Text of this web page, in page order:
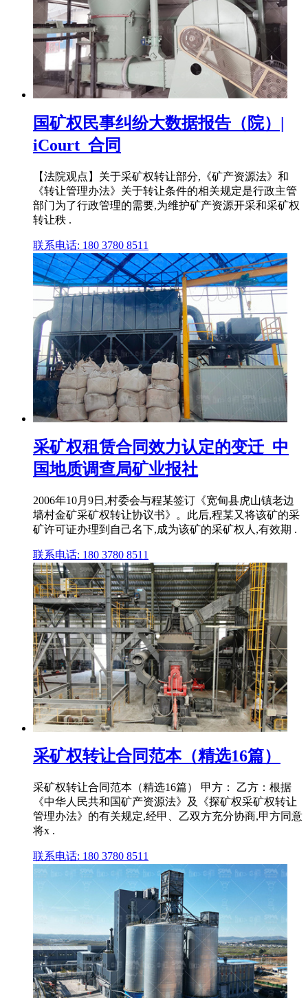
国矿权民事纠纷大数据报告（院）|
iCourt_合同
【法院观点】关于采矿权转让部分,《矿产资源法》和
《转让管理办法》关于转让条件的相关规定是行政主管
部门为了行政管理的需要,为维护矿产资源开采和采矿权
转让秩 .
联系电话: 180 3780 8511
采矿权租赁合同效力认定的变迁_中
国地质调查局矿业报社
2006年10月9日,村委会与程某签订《宽甸县虎山镇老边
墙村金矿采矿权转让协议书》。此后,程某又将该矿的采
矿许可证办理到自己名下,成为该矿的采矿权人,有效期 .
联系电话: 180 3780 8511
采矿权转让合同范本（精选16篇）
采矿权转让合同范本（精选16篇） 甲方： 乙方：根据
《中华人民共和国矿产资源法》及《探矿权采矿权转让
管理办法》的有关规定,经甲、乙双方充分协商,甲方同意
将x .
联系电话: 180 3780 8511